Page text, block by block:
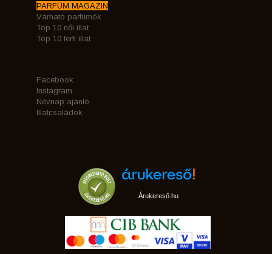
PARFÜM MAGAZIN
Várható parfümök
Top 10 női illat
Top 10 férfi illat
Facebook
Instagram
Névnap ajánló
Illatcsaládok
Árukereső.hu